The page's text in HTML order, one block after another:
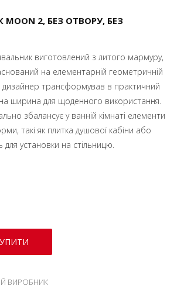
2, БЕЗ ОТВОРУ, БЕЗ
виготовлений з литого мармуру,
на елементарній геометричній
дизайнер трансформував в практичний
ширина для щоденного використання.
збалансує у ванній кімнаті елементи
такі як плитка душової кабіни або
для установки на стільницю.
ВИРОБНИК